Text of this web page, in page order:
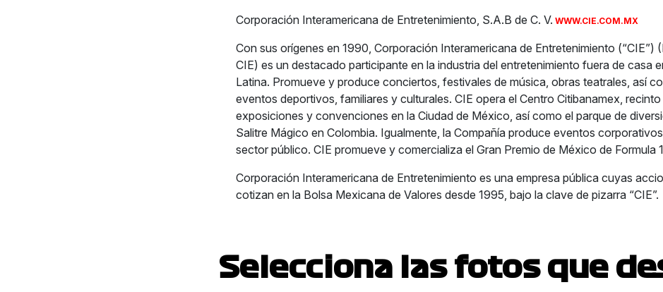
Corporación Interamericana de Entretenimiento, S.A.B de C. V. WWW.CIE.COM.MX
Con sus orígenes en 1990, Corporación Interamericana de Entretenimiento (“CIE”)
CIE) es un destacado participante en la industria del entretenimiento fuera de casa
Latina. Promueve y produce conciertos, festivales de música, obras teatrales, así
eventos deportivos, familiares y culturales. CIE opera el Centro Citibanamex,
exposiciones y convenciones en la Ciudad de México, así como el parque de
Salitre Mágico en Colombia. Igualmente, la Compañía produce eventos
sector público. CIE promueve y comercializa el Gran Premio de México de Formula
Corporación Interamericana de Entretenimiento es una empresa pública cuyas
cotizan en la Bolsa Mexicana de Valores desde 1995, bajo la clave de pizarra “CIE”.
Selecciona las fotos que